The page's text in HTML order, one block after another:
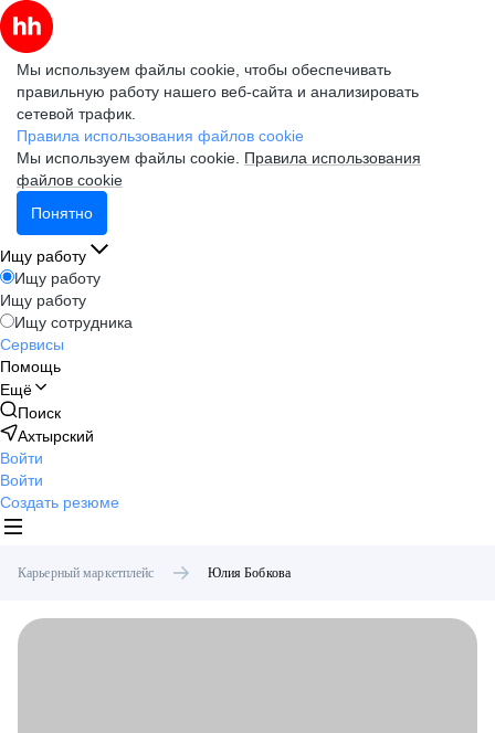
Мы используем файлы cookie, чтобы обеспечивать
правильную работу нашего веб-сайта и анализировать
сетевой трафик.
Правила использования файлов cookie
Мы используем файлы cookie. Правила использования
файлов cookie
Понятно
Ищу работу
Ищу работу
Ищу работу
Ищу сотрудника
Сервисы
Помощь
Ещё
Поиск
Ахтырский
Войти
Войти
Создать резюме
Карьерный маркетплейс Юлия Бобкова